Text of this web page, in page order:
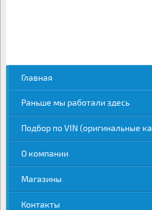
Главная
Раньше мы работали здесь
Подбор по VIN (оригинальные
О компании
Магазины
Контакты